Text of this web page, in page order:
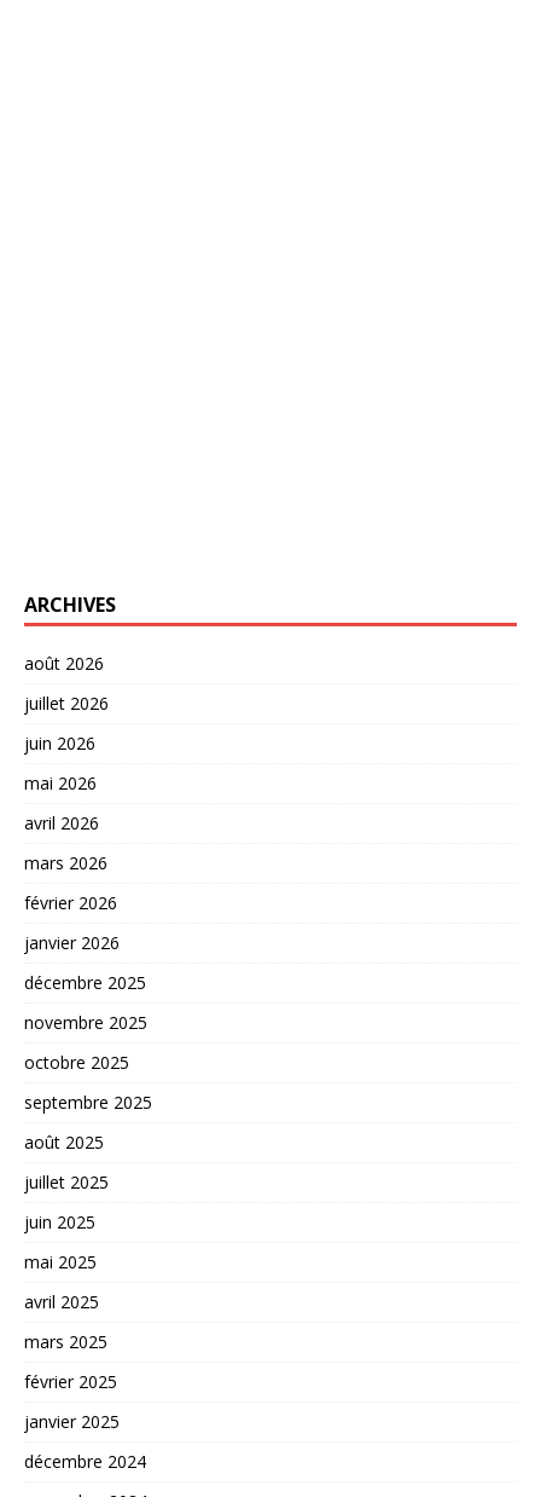
ARCHIVES
août 2026
juillet 2026
juin 2026
mai 2026
avril 2026
mars 2026
février 2026
janvier 2026
décembre 2025
novembre 2025
octobre 2025
septembre 2025
août 2025
juillet 2025
juin 2025
mai 2025
avril 2025
mars 2025
février 2025
janvier 2025
décembre 2024